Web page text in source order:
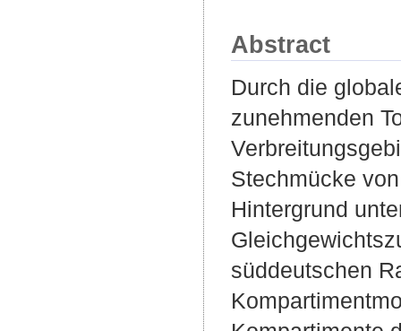
Abstract
Durch die
zunehmenden
Stechmücke
Hintergrund
süddeutschen